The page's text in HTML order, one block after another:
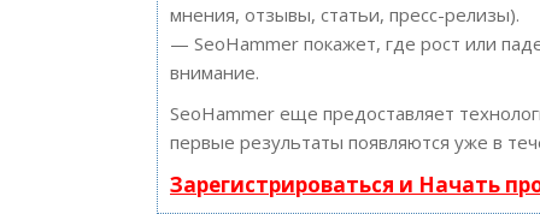
мнения, отзывы, статьи, пресс-релизы).
— SeoHammer покажет, где рост или
внимание.
SeoHammer еще предоставляет
первые результаты появляются уже в
Зарегистрироваться и Начать